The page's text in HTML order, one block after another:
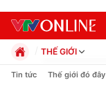
THẾ GIỚI
Chính trị
Tin tức Thế giới đó đây